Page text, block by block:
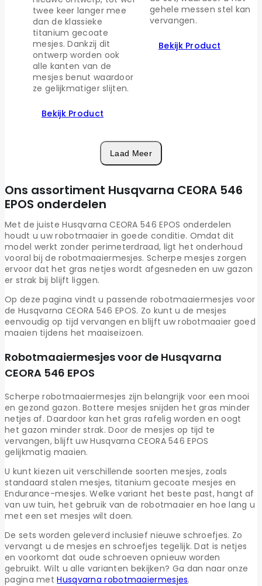
twee keer langer mee
dan de klassieke
titanium gecoate
mesjes. Dankzij dit
ontwerp worden ook
alle kanten van de
mesjes benut waardoor
ze gelijkmatiger slijten.
Bekijk Product
gehele messen stel kan
vervangen.
Bekijk Product
Laad Meer
Ons assortiment Husqvarna CEORA 546
EPOS onderdelen
Met de juiste Husqvarna CEORA 546 EPOS onderdelen
houdt u uw robotmaaier in goede conditie. Omdat dit
model werkt zonder perimeterdraad, ligt het onderhoud
vooral bij de robotmaaiermesjes. Scherpe mesjes zorgen
ervoor dat het gras netjes wordt afgesneden en uw gazon
er strak bij blijft liggen.
Op deze pagina vindt u passende robotmaaiermesjes voor
de Husqvarna CEORA 546 EPOS. Zo kunt u de mesjes
eenvoudig op tijd vervangen en blijft uw robotmaaier goed
maaien tijdens het maaiseizoen.
Robotmaaiermesjes voor de Husqvarna
CEORA 546 EPOS
Scherpe robotmaaiermesjes zijn belangrijk voor een mooi
en gezond gazon. Bottere mesjes snijden het gras minder
netjes af. Daardoor kan het gras rafelig worden en oogt
het gazon minder strak. Door de mesjes op tijd te
vervangen, blijft uw Husqvarna CEORA 546 EPOS
gelijkmatig maaien.
U kunt kiezen uit verschillende soorten mesjes, zoals
standaard stalen mesjes, titanium gecoate mesjes en
Endurance-mesjes. Welke variant het beste past, hangt af
van uw tuin, het gebruik van de robotmaaier en hoe lang u
met een set mesjes wilt doen.
De sets worden geleverd inclusief nieuwe schroefjes. Zo
vervangt u de mesjes en schroefjes tegelijk. Dat is netjes
en voorkomt dat oude schroeven opnieuw worden
gebruikt. Wilt u alle varianten bekijken? Ga dan naar onze
pagina metHusqvarna robotmaaiermesjes.